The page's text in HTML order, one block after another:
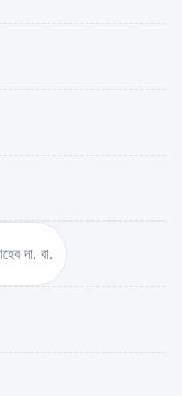
দা. বা.